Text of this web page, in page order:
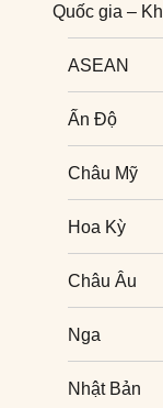
Quốc gia –
ASEAN
Ấn Độ
Châu Mỹ
Hoa Kỳ
Châu Âu
Nga
Nhật Bản